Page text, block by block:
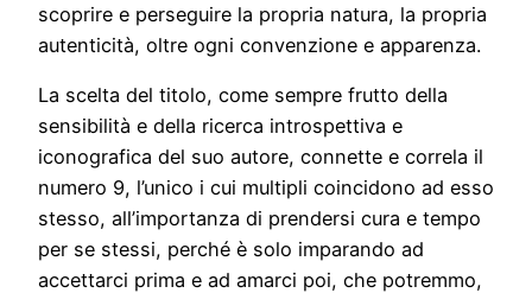
scoprire e perseguire la propria natura, la propria
autenticità, oltre ogni convenzione e apparenza.
La scelta del titolo, come sempre frutto della
sensibilità e della ricerca introspettiva e
iconografica del suo autore, connette e correla il
numero 9, l’unico i cui multipli coincidono ad esso
stesso, all’importanza di prendersi cura e tempo
per se stessi, perché è solo imparando ad
accettarci prima e ad amarci poi, che potremmo,